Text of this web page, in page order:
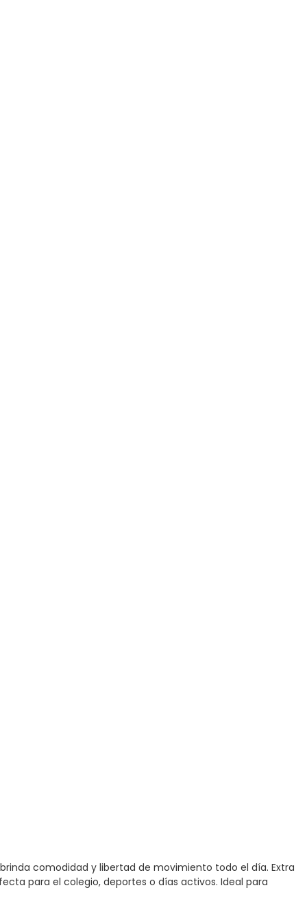
comodidad y libertad de movimiento todo el día. Extra
para el colegio, deportes o días activos. Ideal para